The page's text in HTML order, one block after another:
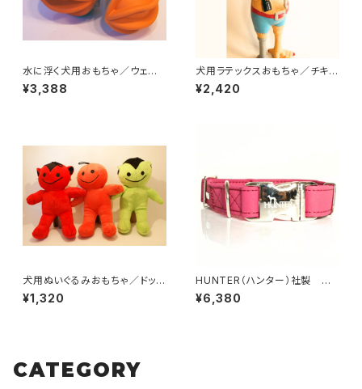
水に浮く犬用おもちゃ／ウェー
ビングボール
¥3,388
犬用ラテックスおもちゃ／チキ
ン・シルバー
¥2,420
犬用ぬいぐるみおもちゃ／ドッグ
トイズ・スクイークフレンズ
¥1,320
HUNTER（ハンター）社製 犬
用ソフティ首輪 Sサイズ
¥6,380
CATEGORY